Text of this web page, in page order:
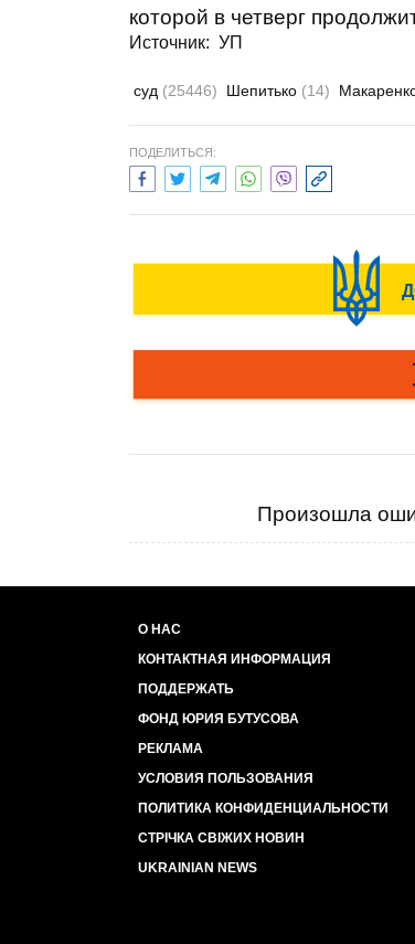
которой в четверг
Источник: УП
суд (25446) Шепитько (14)
ПОДЕЛИТЬСЯ:
Произошла
О НАС
КОНТАКТНАЯ ИНФОРМАЦИЯ
ПОДДЕРЖАТЬ
ФОНД ЮРИЯ БУТУСОВА
РЕКЛАМА
УСЛОВИЯ ПОЛЬЗОВАНИЯ
ПОЛИТИКА КОНФИДЕНЦИАЛЬНОСТИ
СТРІЧКА СВІЖИХ НОВИН
UKRAINIAN NEWS